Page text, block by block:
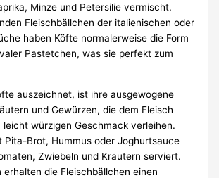
Minze und Petersilie vermischt.
Fleischbällchen der italienischen oder
haben Köfte normalerweise die Form
Pastetchen, was sie perfekt zum
auszeichnet, ist ihre ausgewogene
und Gewürzen, die dem Fleisch
würzigen Geschmack verleihen.
Pita-Brot, Hummus oder Joghurtsauce
Zwiebeln und Kräutern serviert.
erhalten die Fleischbällchen einen